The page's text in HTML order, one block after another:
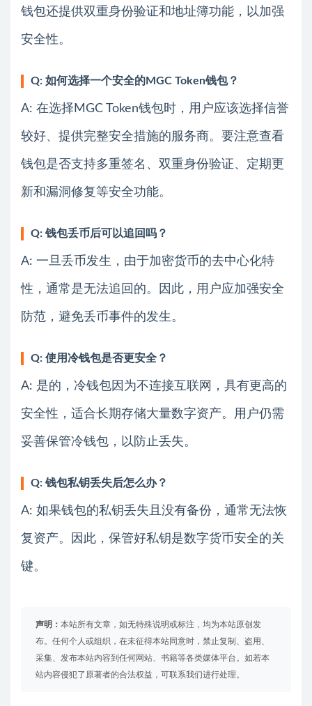
钱包还提供双重身份验证和地址簿功能，以加强
安全性。
Q: 如何选择一个安全的MGC Token钱包？
A: 在选择MGC Token钱包时，用户应该选择信誉
较好、提供完整安全措施的服务商。要注意查看
钱包是否支持多重签名、双重身份验证、定期更
新和漏洞修复等安全功能。
Q: 钱包丢币后可以追回吗？
A: 一旦丢币发生，由于加密货币的去中心化特
性，通常是无法追回的。因此，用户应加强安全
防范，避免丢币事件的发生。
Q: 使用冷钱包是否更安全？
A: 是的，冷钱包因为不连接互联网，具有更高的
安全性，适合长期存储大量数字资产。用户仍需
妥善保管冷钱包，以防止丢失。
Q: 钱包私钥丢失后怎么办？
A: 如果钱包的私钥丢失且没有备份，通常无法恢
复资产。因此，保管好私钥是数字货币安全的关
键。
声明： 本站所有文章，如无特殊说明或标注，均为本站原创发
布。任何个人或组织，在未征得本站同意时，禁止复制、盗用、
采集、发布本站内容到任何网站、书籍等各类媒体平台。如若本
站内容侵犯了原著者的合法权益，可联系我们进行处理。